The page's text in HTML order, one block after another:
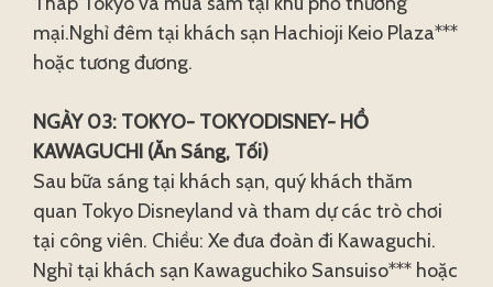
mại.Nghỉ đêm tại khách sạn Hachioji Keio Plaza***
hoặc tương đương.
NGÀY 03: TOKYO- TOKYODISNEY- HỒ
KAWAGUCHI (Ăn Sáng, Tối)
Sau bữa sáng tại khách sạn, quý khách thăm
quan Tokyo Disneyland và tham dự các trò chơi
tại công viên. Chiều: Xe đưa đoàn đi Kawaguchi.
Nghỉ tại khách sạn Kawaguchiko Sansuiso*** hoặc